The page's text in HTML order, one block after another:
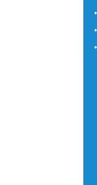
・
・
・